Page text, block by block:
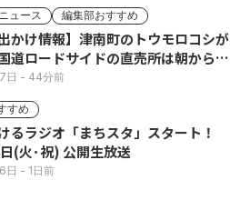
ニュース 編集部おすすめ
出かけ情報】津南町のトウモロコシが
道ロードサイドの直売所は朝から長
日 - 44分前
すめ
るラジオ「まちスタ」スタート！
(火･祝) 公開生放送
日 - 1日前